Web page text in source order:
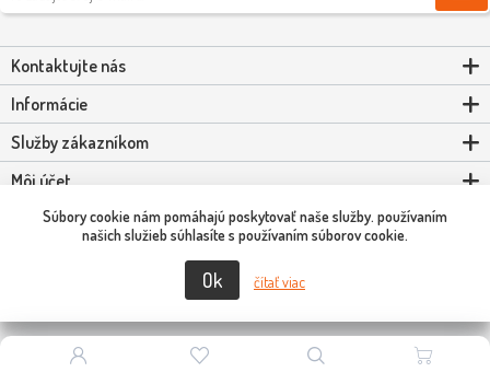
Kontaktujte nás
Informácie
Služby zákazníkom
Môj účet
Powered bynopCommerce
Copyright © 2026 Scooter-Tuning SK. Všetky práva vyhradené.
Súbory cookie nám pomáhajú poskytovať naše služby. používaním
našich služieb súhlasíte s používaním súborov cookie.
Ok čítať viac